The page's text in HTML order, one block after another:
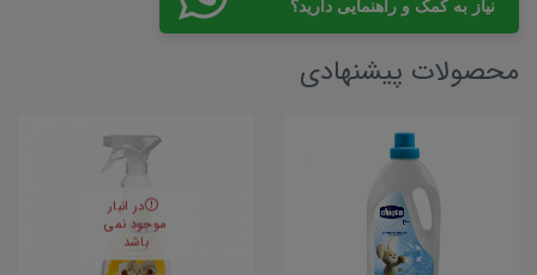
نیاز به کمک و راهنمایی دارید؟
محصولات پیشنهادی
در انبار
موجود نمی
باشد